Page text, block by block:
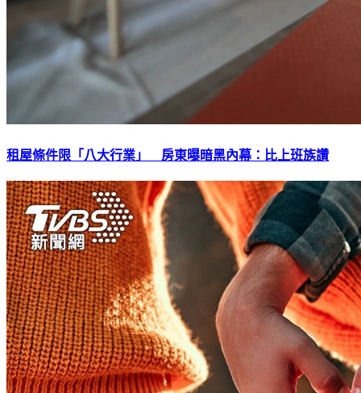
租屋條件限「八大行業」 房東曝暗黑內幕：比上班族讚